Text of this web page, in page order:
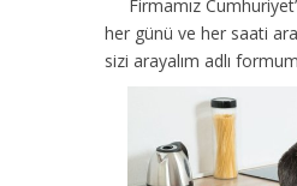
Firmamız
her günü ve her saati
sizi arayalım adlı